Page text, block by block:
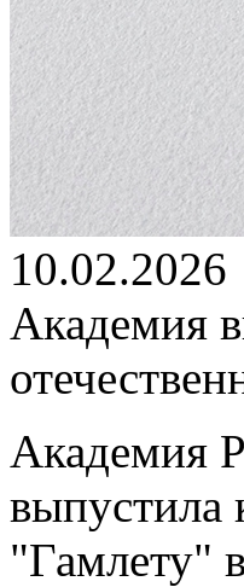
10.02.2026
Академия
Академия
"Гамлету"